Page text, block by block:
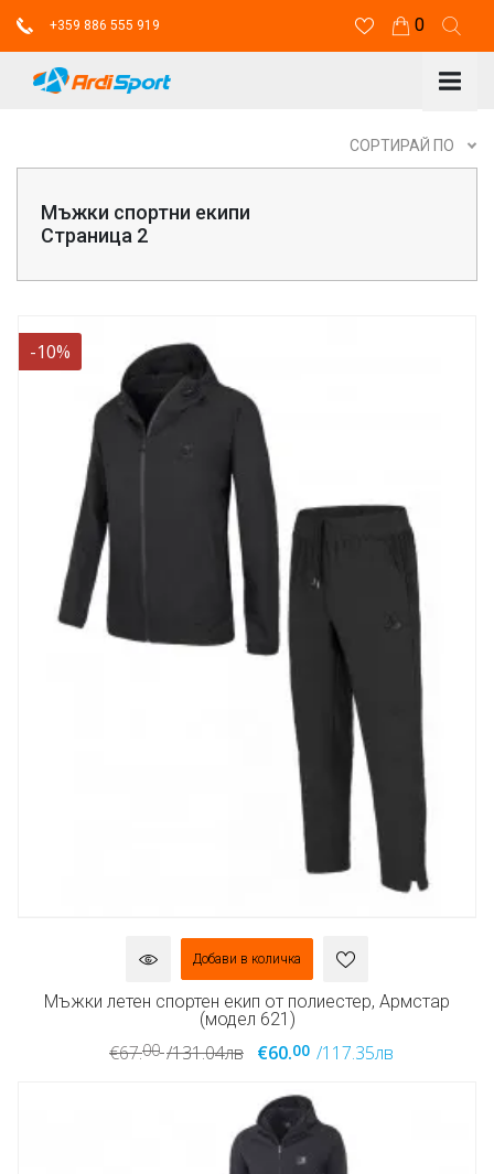
+359 886 555 919 0
Мъжки спортни екипи
Страница 2
СОРТИРАЙ ПО
-10%
Добави в количка
Мъжки летен спортен екип от полиестер, Армстар
(модел 621)
€67.00 /131.04лв €60.00 /117.35лв